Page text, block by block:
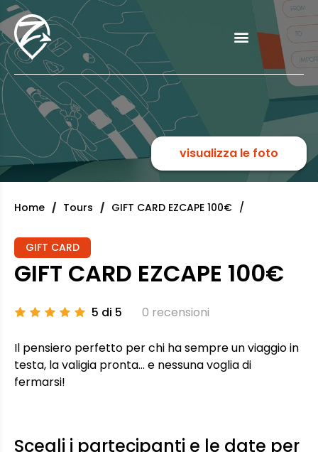
visualizza le foto
Home Tours GIFT CARD EZCAPE 100€
GIFT CARD
GIFT CARD EZCAPE 100€
5 di 5 0 recensioni
Il pensiero perfetto per chi ha sempre un viaggio in
testa, la valigia pronta… e nessuna voglia di
fermarsi!
Scegli i partecipanti e le date per